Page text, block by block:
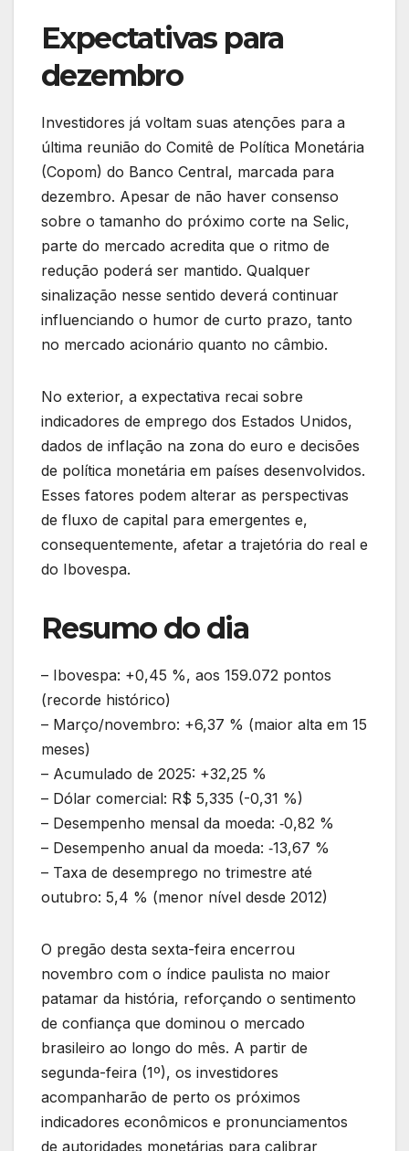
Expectativas para
dezembro
Investidores já voltam suas atenções para a
última reunião do Comitê de Política Monetária
(Copom) do Banco Central, marcada para
dezembro. Apesar de não haver consenso
sobre o tamanho do próximo corte na Selic,
parte do mercado acredita que o ritmo de
redução poderá ser mantido. Qualquer
sinalização nesse sentido deverá continuar
influenciando o humor de curto prazo, tanto
no mercado acionário quanto no câmbio.
No exterior, a expectativa recai sobre
indicadores de emprego dos Estados Unidos,
dados de inflação na zona do euro e decisões
de política monetária em países desenvolvidos.
Esses fatores podem alterar as perspectivas
de fluxo de capital para emergentes e,
consequentemente, afetar a trajetória do real e
do Ibovespa.
Resumo do dia
– Ibovespa: +0,45 %, aos 159.072 pontos
(recorde histórico)
– Março/novembro: +6,37 % (maior alta em 15
meses)
– Acumulado de 2025: +32,25 %
– Dólar comercial: R$ 5,335 (-0,31 %)
– Desempenho mensal da moeda: ‑0,82 %
– Desempenho anual da moeda: ‑13,67 %
– Taxa de desemprego no trimestre até
outubro: 5,4 % (menor nível desde 2012)
O pregão desta sexta-feira encerrou
novembro com o índice paulista no maior
patamar da história, reforçando o sentimento
de confiança que dominou o mercado
brasileiro ao longo do mês. A partir de
segunda-feira (1º), os investidores
acompanharão de perto os próximos
indicadores econômicos e pronunciamentos
de autoridades monetárias para calibrar